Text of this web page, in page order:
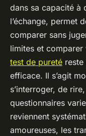
dans sa capacité à
l’échange, permet
comparer sans
limites et
test de pureté
efficace. Il s’agit
s’interroger, de
questionnaires
reviennent
amoureuses, les